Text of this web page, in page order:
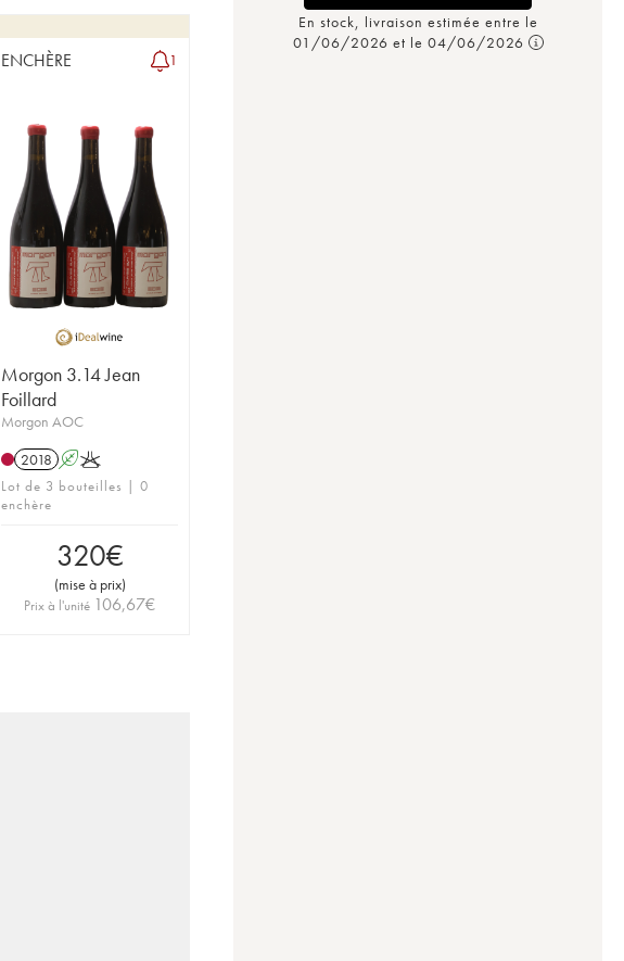
ENCHÈRE 1
Morgon 3.14 Jean
Foillard
Morgon AOC
2018 AK
Lot de 3 bouteilles | 0
enchère
320€
(mise à prix)
Prix à l'unité 106,67€
En stock, livraison estimée entre le
01/06/2026 et le 04/06/2026